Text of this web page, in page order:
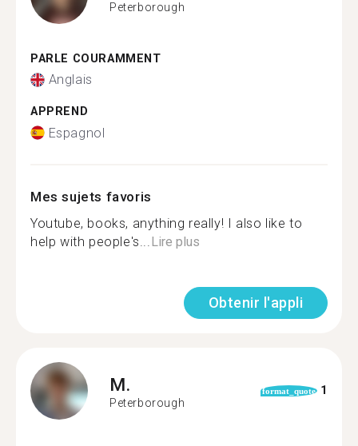
Peterborough
PARLE COURAMMENT
Anglais
APPREND
Espagnol
Mes sujets favoris
Youtube, books, anything really! I also like to
help with people's... Lire plus
Obtenir l'appli
M.
Peterborough
format_quote 1